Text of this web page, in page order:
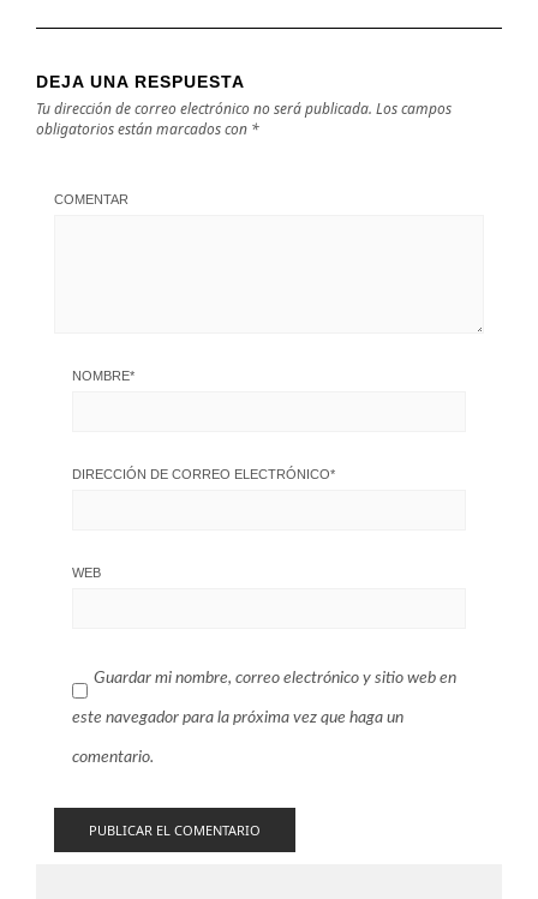
DEJA UNA RESPUESTA
Tu dirección de correo electrónico no será publicada. Los campos
obligatorios están marcados con *
COMENTAR
NOMBRE*
DIRECCIÓN DE CORREO ELECTRÓNICO*
WEB
Guardar mi nombre, correo electrónico y sitio web en
este navegador para la próxima vez que haga un
comentario.